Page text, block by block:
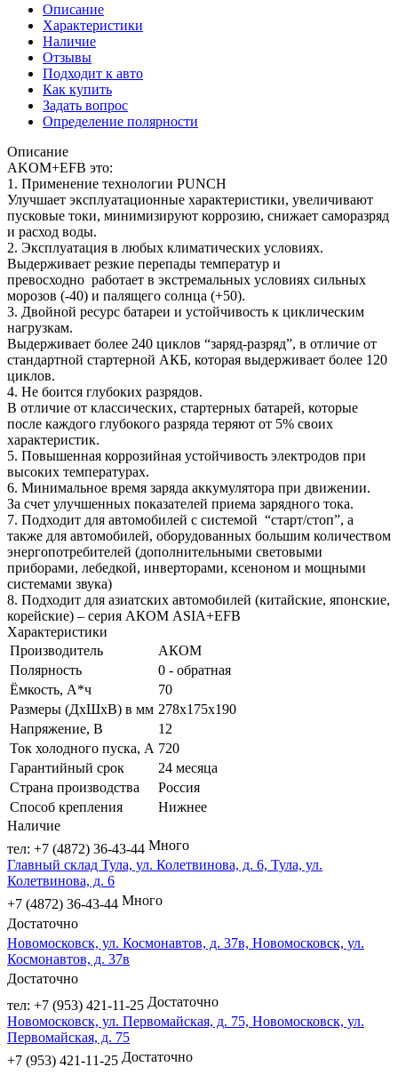
Описание
Характеристики
Наличие
Отзывы
Подходит к авто
Как купить
Задать вопрос
Определение полярности
Описание
AKOM+EFB это:
1. Применение технологии PUNCH
Улучшает эксплуатационные характеристики, увеличивают
пусковые токи, минимизируют коррозию, снижает саморазряд
и расход воды.
2. Эксплуатация в любых климатических условиях.
Выдерживает резкие перепады температур и
превосходно работает в экстремальных условиях сильных
морозов (-40) и палящего солнца (+50).
3. Двойной ресурс батареи и устойчивость к циклическим
нагрузкам.
Выдерживает более 240 циклов “заряд-разряд”, в отличие от
стандартной стартерной АКБ, которая выдерживает более 120
циклов.
4. Не боится глубоких разрядов.
В отличие от классических, стартерных батарей, которые
после каждого глубокого разряда теряют от 5% своих
характеристик.
5. Повышенная коррозийная устойчивость электродов при
высоких температурах.
6. Минимальное время заряда аккумулятора при движении.
За счет улучшенных показателей приема зарядного тока.
7. Подходит для автомобилей с системой “старт/стоп”, а
также для автомобилей, оборудованных большим количеством
энергопотребителей (дополнительными световыми
приборами, лебедкой, инверторами, ксеноном и мощными
системами звука)
8. Подходит для азиатских автомобилей (китайские, японские,
корейские) – серия АКОМ ASIA+EFB
Характеристики
Производитель
АКОМ
Полярность
0 - обратная
Ёмкость, А*ч
70
Размеры (ДхШхВ) в мм 278х175х190
Напряжение, В
12
Ток холодного пуска, А 720
Гарантийный срок
24 месяца
Страна производства
Россия
Способ крепления
Нижнее
Наличие
тел: +7 (4872) 36-43-44 Много
Главный склад Тула, ул. Колетвинова, д. 6, Тула, ул.
Колетвинова, д. 6
+7 (4872) 36-43-44 Много
Достаточно
Новомосковск, ул. Космонавтов, д. 37в, Новомосковск, ул.
Космонавтов, д. 37в
Достаточно
тел: +7 (953) 421-11-25 Достаточно
Новомосковск, ул. Первомайская, д. 75, Новомосковск, ул.
Первомайская, д. 75
+7 (953) 421-11-25 Достаточно